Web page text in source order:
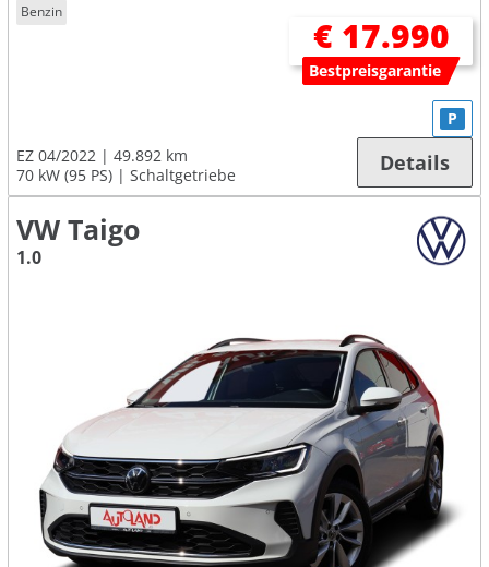
Benzin
€ 17.990
Bestpreisgarantie
EZ 04/2022
49.892 km
70 kW (95 PS)
Schaltgetriebe
P
Details
VW Taigo
1.0